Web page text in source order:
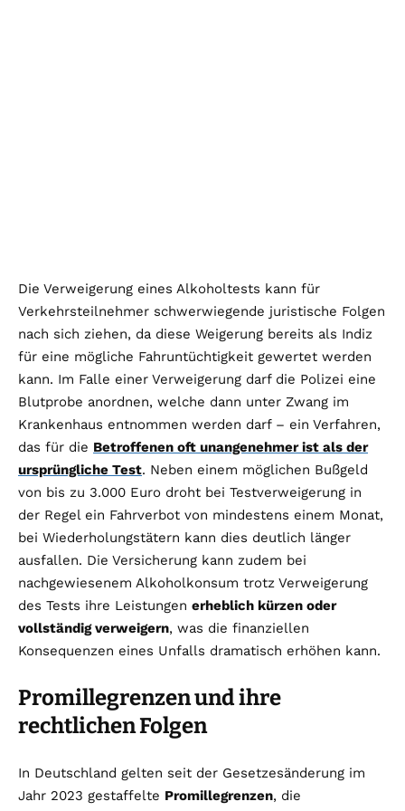
Die Verweigerung eines Alkoholtests kann für
Verkehrsteilnehmer schwerwiegende juristische Folgen
nach sich ziehen, da diese Weigerung bereits als Indiz
für eine mögliche Fahruntüchtigkeit gewertet werden
kann. Im Falle einer Verweigerung darf die Polizei eine
Blutprobe anordnen, welche dann unter Zwang im
Krankenhaus entnommen werden darf – ein Verfahren,
das für die Betroffenen oft unangenehmer ist als der
ursprüngliche Test. Neben einem möglichen Bußgeld
von bis zu 3.000 Euro droht bei Testverweigerung in
der Regel ein Fahrverbot von mindestens einem Monat,
bei Wiederholungstätern kann dies deutlich länger
ausfallen. Die Versicherung kann zudem bei
nachgewiesenem Alkoholkonsum trotz Verweigerung
des Tests ihre Leistungen erheblich kürzen oder
vollständig verweigern, was die finanziellen
Konsequenzen eines Unfalls dramatisch erhöhen kann.
Promillegrenzen und ihre
rechtlichen Folgen
In Deutschland gelten seit der Gesetzesänderung im
Jahr 2023 gestaffelte Promillegrenzen, die